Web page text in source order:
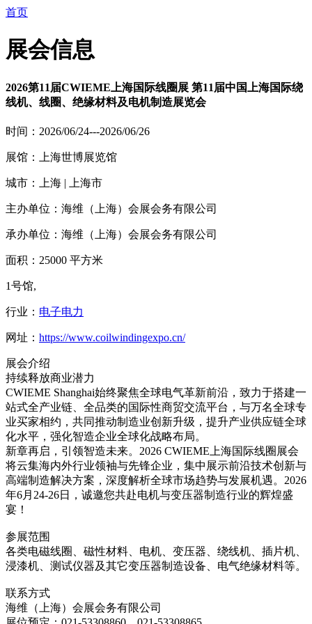
首页
展会信息
2026第11届CWIEME上海国际线圈展 第11届中国上海国际绕
线机、线圈、绝缘材料及电机制造展览会
时间：2026/06/24---2026/06/26
展馆：上海世博展览馆
城市：上海 | 上海市
主办单位：海维（上海）会展会务有限公司
承办单位：海维（上海）会展会务有限公司
面积：25000 平方米
1号馆,
行业： 电子电力
网址： https://www.coilwindingexpo.cn/
展会介绍
持续释放商业潜力
CWIEME Shanghai始终聚焦全球电气革新前沿，致力于搭建一
站式全产业链、全品类的国际性商贸交流平台，与万名全球专
业买家相约，共同推动制造业创新升级，提升产业供应链全球
化水平，强化智造企业全球化战略布局。
新章再启，引领智造未来。2026 CWIEME上海国际线圈展会
将云集海内外行业领袖与先锋企业，集中展示前沿技术创新与
高端制造解决方案，深度解析全球市场趋势与发展机遇。2026
年6月24-26日，诚邀您共赴电机与变压器制造行业的辉煌盛
宴！
参展范围
各类电磁线圈、磁性材料、电机、变压器、绕线机、插片机、
浸漆机、测试仪器及其它变压器制造设备、电气绝缘材料等。
联系方式
海维（上海）会展会务有限公司